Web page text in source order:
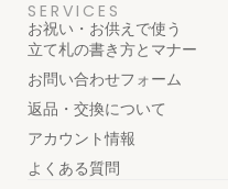
SERVICES
お祝い・お供えで使う
立て札の書き方とマナー
お問い合わせフォーム
返品・交換について
アカウント情報
よくある質問